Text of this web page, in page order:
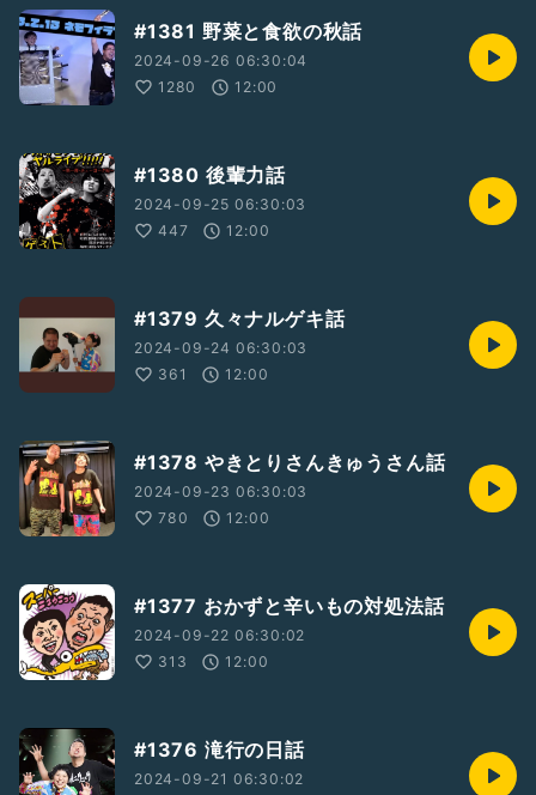
#1381 野菜と食欲の秋話
2024-09-26 06:30:04
1280
12:00
#1380 後輩力話
2024-09-25 06:30:03
447
12:00
#1379 久々ナルゲキ話
2024-09-24 06:30:03
361
12:00
#1378 やきとりさんきゅうさん話
2024-09-23 06:30:03
780
12:00
#1377 おかずと辛いもの対処法話
2024-09-22 06:30:02
313
12:00
#1376 滝行の日話
2024-09-21 06:30:02